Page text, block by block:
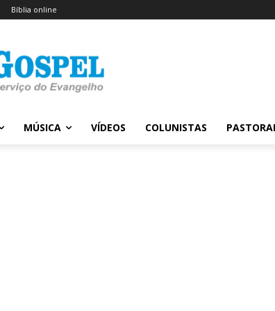
Bíblia online
MÚSICA VÍDEOS COLUNISTAS